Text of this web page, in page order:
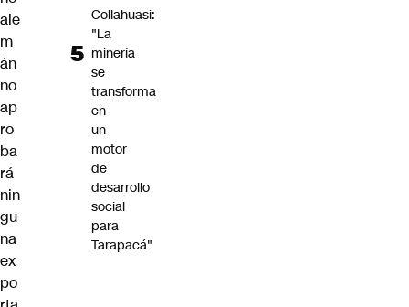
ale
m
án
no
ap
ro
ba
rá
nin
gu
na
ex
po
Collahuasi:
"La
minería
se
transforma
en
un
motor
de
desarrollo
social
para
Tarapacá"